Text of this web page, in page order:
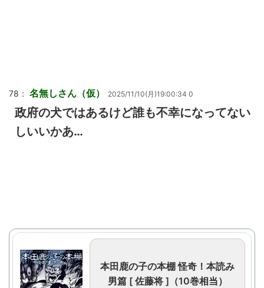
78： 名無しさん（仮） 2025/11/10(月)19:00:34 0
政府の犬ではあるけど誰も不幸になってない
しいいかあ…
本田鹿の子の本棚 怪奇！本読み
男篇 [ 佐藤将 ]（10巻相当）